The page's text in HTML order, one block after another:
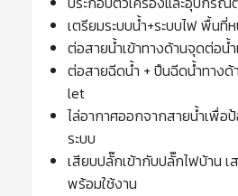
เตรียมระบบน้ำ+ระบบไฟ พื้นที่
ต่อสายน้ำเข้าทางด้านจุดต่อน้
ต่อสายฉีดน้ำ + ปืนฉีดน้ำทาง
let
ไล่อากาศออกจากสายน้ำเพื่อป้
ระบบ
เสียบปลั๊กเข้ากับปลั๊กไฟบ้าน
พร้อมใช้งาน